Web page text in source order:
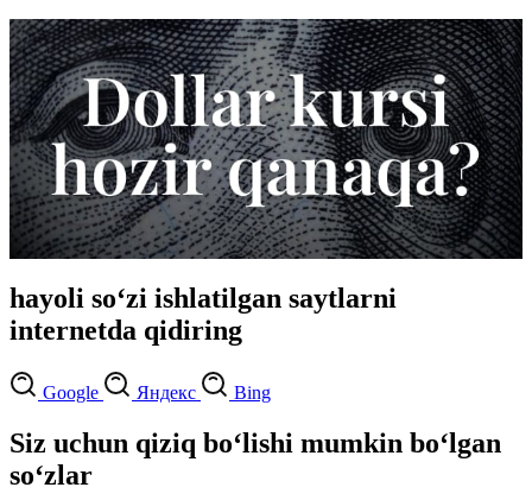
hayoli so‘zi ishlatilgan saytlarni
internetda qidiring
Google Яндекс Bing
Siz uchun qiziq bo‘lishi mumkin bo‘lgan
so‘zlar